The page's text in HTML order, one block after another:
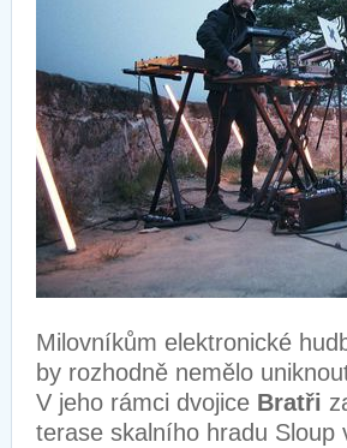
Milovníkům elektronické
by rozhodně nemělo
V jeho rámci dvojice Bratři
terase skalního hradu